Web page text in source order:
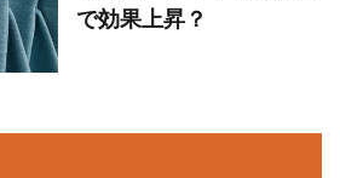
で効果上昇？